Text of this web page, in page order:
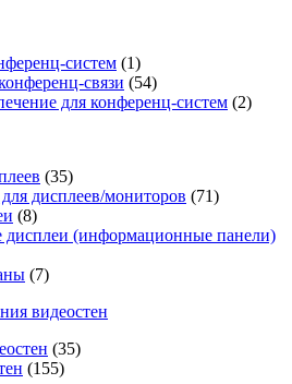
систем (1)
связи (54)
для конференц-систем (2)
(35)
дисплеев/мониторов (71)
(8)
дисплеи (информационные панели)
(7)
видеостен
(35)
(155)